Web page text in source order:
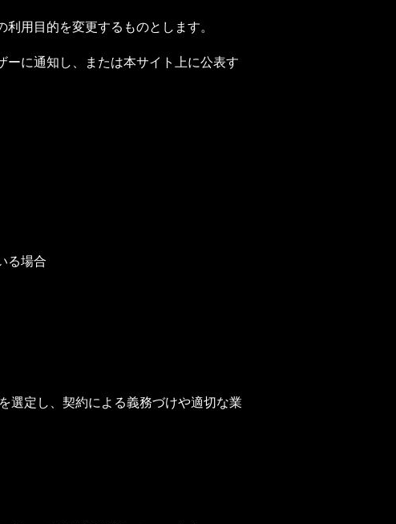
用目的を変更するものとします。
ーに通知し、または本サイト上に公表す
る場合
選定し、契約による義務づけや適切な業